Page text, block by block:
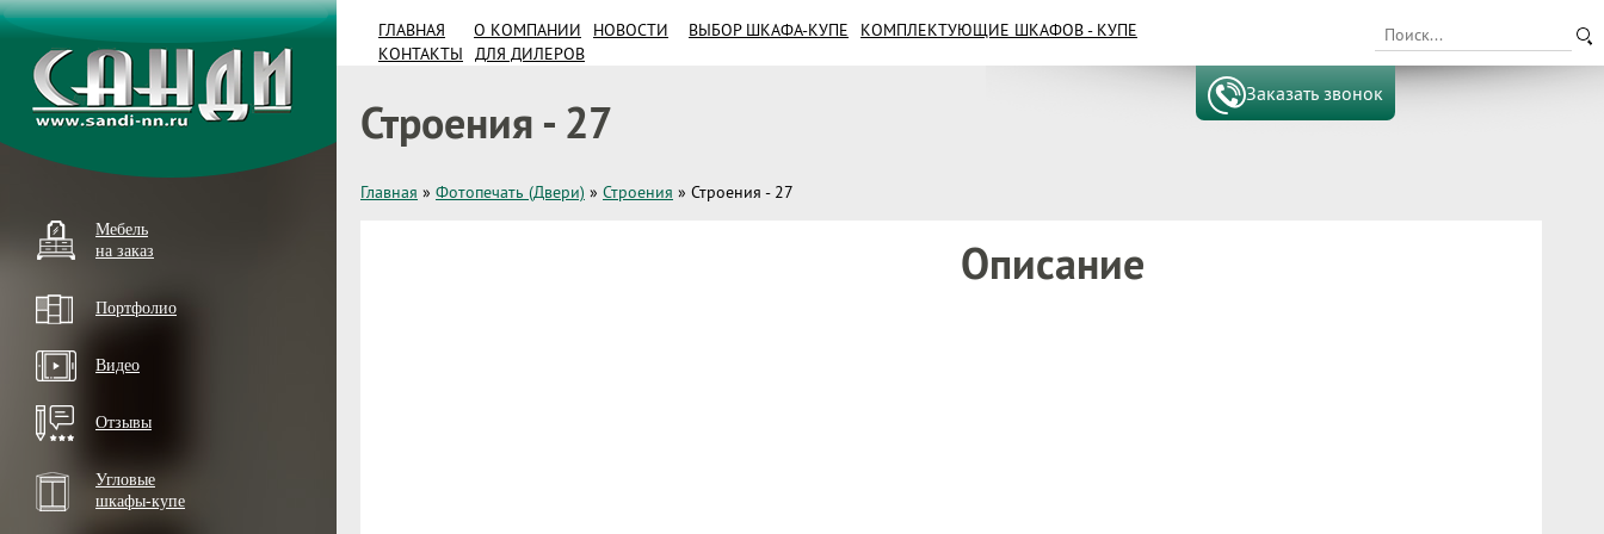
Мебель
на заказ
Портфолио
Видео
Отзывы
Угловые
шкафы-купе
ГЛАВНАЯ О КОМПАНИИ НОВОСТИ ВЫБОР ШКАФА-КУПЕ
КОМПЛЕКТУЮЩИЕ ШКАФОВ - КУПЕ
КОНТАКТЫ
ДЛЯ ДИЛЕРОВ
Заказать звонок
Строения - 27
Главная » Фотопечать (Двери) » Строения » Строения - 27
Описание